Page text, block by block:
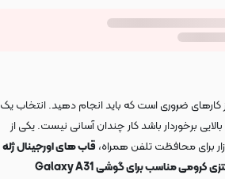
کارهای ضروری است که باید انجام دهید. انتخاب یک
برخوردار باشد کار چندان آسانی نیست. یکی از
برای محافظت تلفن همراه، قاب های اورجینال ژله
کرومی مناسب برای گوشیGalaxy A31